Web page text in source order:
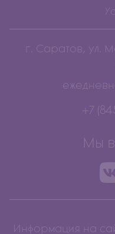
г. Саратов, ул.
+7
Мы
Информация на